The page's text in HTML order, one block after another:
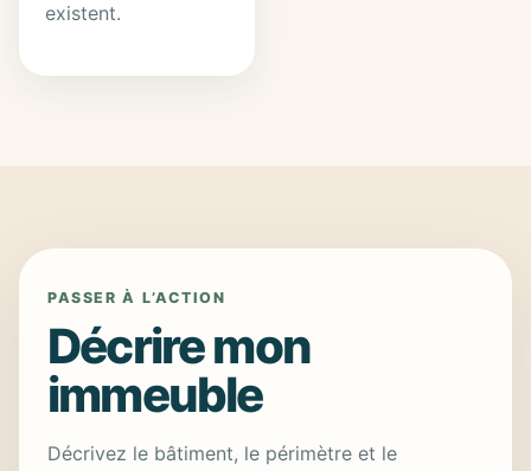
existent.
PASSER À L’ACTION
Décrire mon
immeuble
Décrivez le bâtiment, le périmètre et le